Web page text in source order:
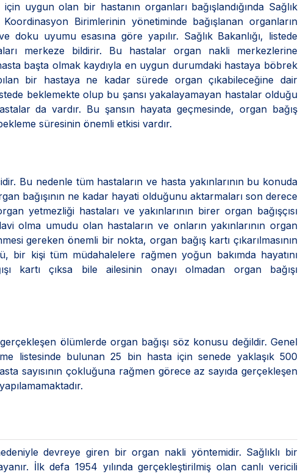
uygun olan bir hastanın organları bağışlandığında Sağlık
Birimlerinin yönetiminde bağışlanan organların
doku uyumu esasına göre yapılır. Sağlık Bakanlığı, listede
merkeze bildirir. Bu hastalar organ nakli merkezlerine
başta olmak kaydıyla en uygun durumdaki hastaya böbrek
bir hastaya ne kadar sürede organ çıkabileceğine dair
beklemekte olup bu şansı yakalayamayan hastalar olduğu
da vardır. Bu şansın hayata geçmesinde, organ bağış
süresinin önemli etkisi vardır.
Bu nedenle tüm hastaların ve hasta yakınlarının bu konuda
bağışının ne kadar hayati olduğunu aktarmaları son derece
yetmezliği hastaları ve yakınlarının birer organ bağışçısı
olma umudu olan hastaların ve onların yakınlarının organ
gereken önemli bir nokta, organ bağış kartı çıkarılmasının
bir kişi tüm müdahalelere rağmen yoğun bakımda hayatını
kartı çıksa bile ailesinin onayı olmadan organ bağışı
ölümlerde organ bağışı söz konusu değildir. Genel
listesinde bulunan 25 bin hasta için senede yaklaşık 500
sayısının çokluğuna rağmen görece az sayıda gerçekleşen
devreye giren bir organ nakli yöntemidir. Sağlıklı bir
İlk defa 1954 yılında gerçekleştirilmiş olan canlı vericili